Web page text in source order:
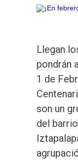
Llegan
pondrán
1 de
son un
del